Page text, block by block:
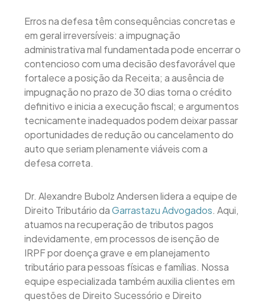
Erros na defesa têm consequências concretas e
em geral irreversíveis: a impugnação
administrativa mal fundamentada pode encerrar o
contencioso com uma decisão desfavorável que
fortalece a posição da Receita; a ausência de
impugnação no prazo de 30 dias torna o crédito
definitivo e inicia a execução fiscal; e argumentos
tecnicamente inadequados podem deixar passar
oportunidades de redução ou cancelamento do
auto que seriam plenamente viáveis com a
defesa correta.
Dr. Alexandre Bubolz Andersen lidera a equipe de
Direito Tributário daGarrastazu Advogados. Aqui,
atuamos na recuperação de tributos pagos
indevidamente, em processos de isenção de
IRPF por doença grave e em planejamento
tributário para pessoas físicas e famílias. Nossa
equipe especializada também auxilia clientes em
questões de Direito Sucessório e Direito